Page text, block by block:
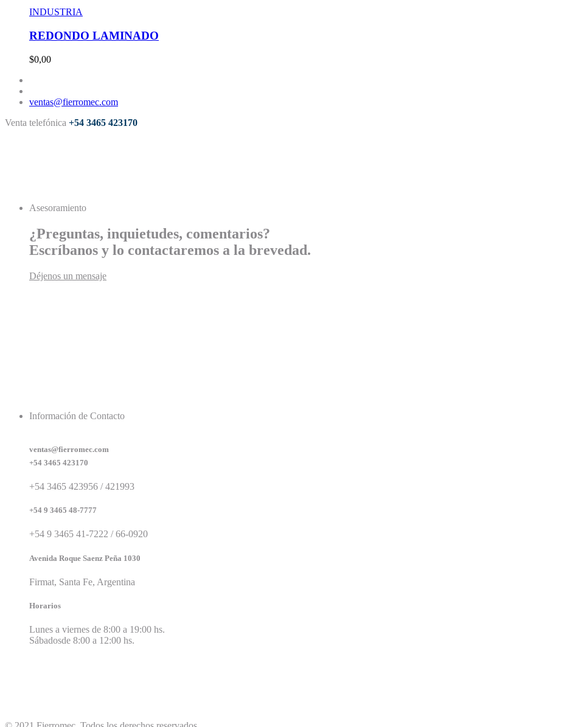
INDUSTRIA
REDONDO LAMINADO
$0,00
ventas@fierromec.com
Venta telefónica +54 3465 423170
Asesoramiento
¿Preguntas, inquietudes, comentarios?
Escríbanos y lo contactaremos a la brevedad.
Déjenos un mensaje
Información de Contacto
ventas@fierromec.com
+54 3465 423170
+54 3465 423956 / 421993
+54 9 3465 48-7777
+54 9 3465 41-7222 / 66-0920
Avenida Roque Saenz Peña 1030
Firmat, Santa Fe, Argentina
Horarios
Lunes a viernes de 8:00 a 19:00 hs.
Sábadosde 8:00 a 12:00 hs.